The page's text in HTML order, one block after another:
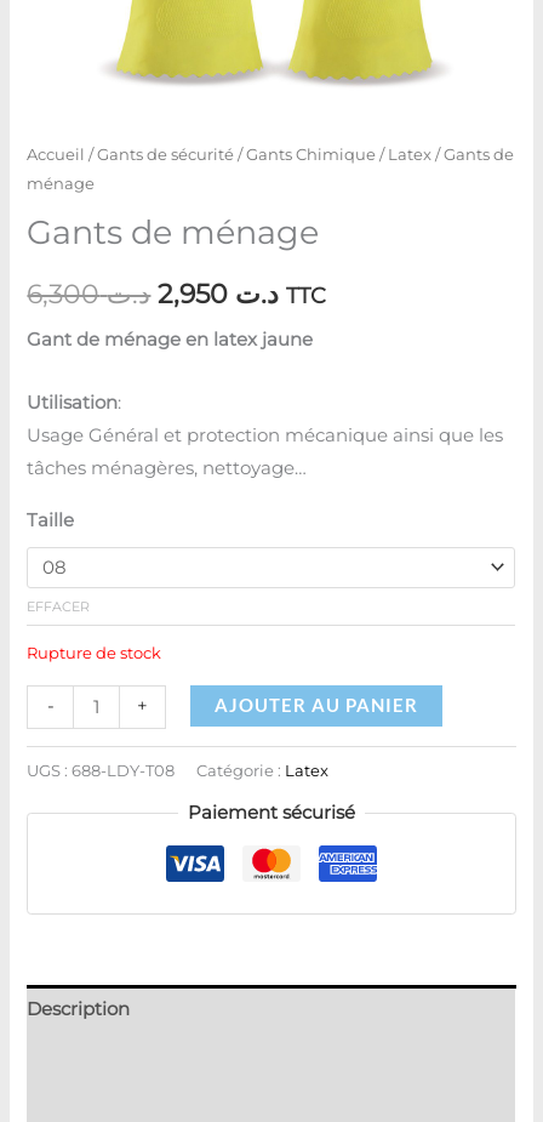
Accueil /Gants de sécurité/Gants Chimique/Latex/ Gants de
ménage
Gants de ménage
د.ت6,300 د.ت TTC
Gant de ménage en latex jaune
Utilisation:
Usage Général et protection mécanique ainsi que les
tâches ménagères, nettoyage…
Taille
EFFACER
Rupture de stock
- + AJOUTER AU PANIER
UGS :688-LDY-T08 Catégorie : Latex
Paiement sécurisé
Description